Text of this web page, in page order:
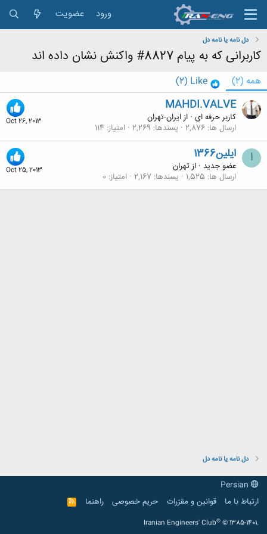
ورود عضویت
دل نامه یا نامه دل
کاربرانی که به پیام 8827# واکنش نشان داده اند
همه (2)
Like
(2)
Oct 26, 2013
MAHDI.VALVE
کاربر حرفه ای · ازایران-تهران
ارسال ها 2,876 پسندها 2,269 امتیاز 114
ا
Oct 25, 2013
ایلین1366
عضو جدید · ازتهران
ارسال ها 1,525 پسندها 2,167 امتیاز 0
دل نامه یا نامه دل
ارتباط با ما
قوانین و مقرّرات حریم خصوصی راهنما
R
S
Iranian Engineers' Club® © 1385-1401.